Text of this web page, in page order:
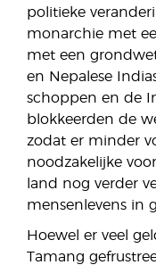
politieke
monarchie met
met een
en Nepalese
schoppen en de
blokkeerden de
zodat er minder
noodzakelijke
land nog verder
mensenlevens in
Hoewel er veel
Tamang